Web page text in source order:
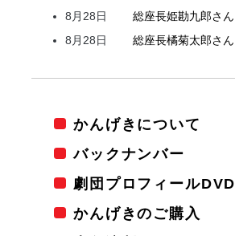
8月28日
総座長姫勘九郎さん
8月28日
総座長橘菊太郎さん
かんげきについて
バックナンバー
劇団プロフィールDVD
かんげきのご購入